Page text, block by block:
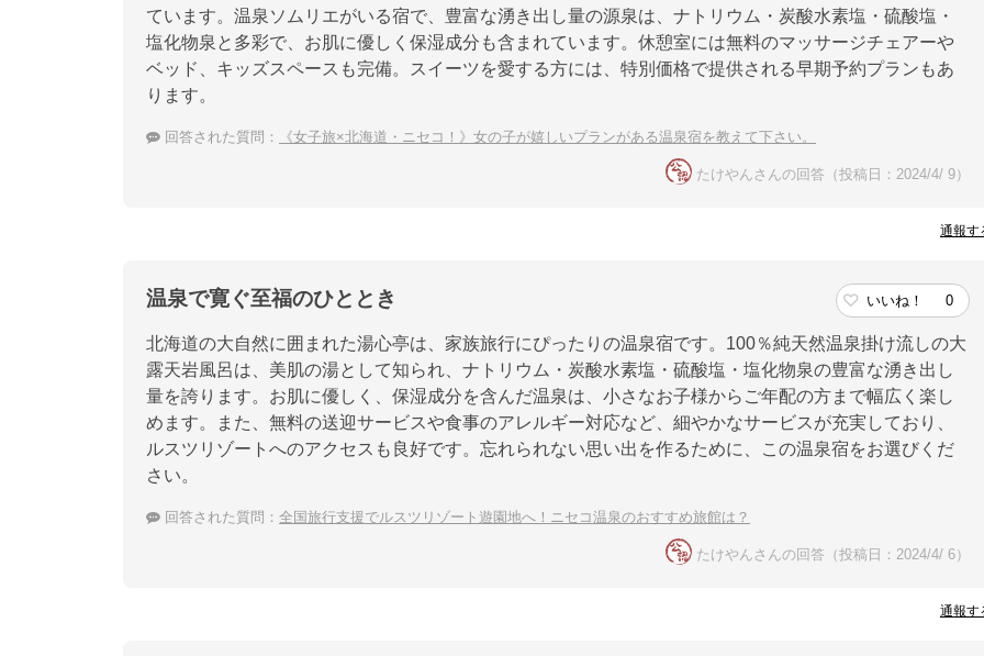
ています。温泉ソムリエがいる宿で、豊富な湧き出し量の源泉は、ナトリウム・炭酸水素塩・硫酸塩・
塩化物泉と多彩で、お肌に優しく保湿成分も含まれています。休憩室には無料のマッサージチェアーや
ベッド、キッズスペースも完備。スイーツを愛する方には、特別価格で提供される早期予約プランもあ
ります。
回答された質問： 《女子旅×北海道・ニセコ！》女の子が嬉しいプランがある温泉宿を教えて下さい。
たけやんさんの回答（投稿日：2024/4/ 9）
通報す
温泉で寛ぐ至福のひととき いいね！ 0
北海道の大自然に囲まれた湯心亭は、家族旅行にぴったりの温泉宿です。100％純天然温泉掛け流しの大
露天岩風呂は、美肌の湯として知られ、ナトリウム・炭酸水素塩・硫酸塩・塩化物泉の豊富な湧き出し
量を誇ります。お肌に優しく、保湿成分を含んだ温泉は、小さなお子様からご年配の方まで幅広く楽し
めます。また、無料の送迎サービスや食事のアレルギー対応など、細やかなサービスが充実しており、
ルスツリゾートへのアクセスも良好です。忘れられない思い出を作るために、この温泉宿をお選びくだ
さい。
回答された質問： 全国旅行支援でルスツリゾート遊園地へ！ニセコ温泉のおすすめ旅館は？
たけやんさんの回答（投稿日：2024/4/ 6）
通報す